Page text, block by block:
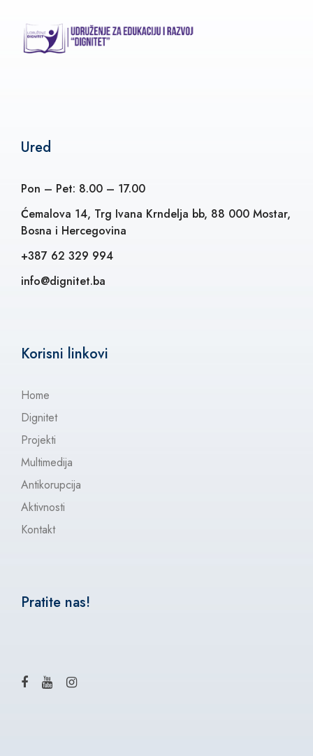
Ured
Pon – Pet: 8.00 – 17.00
Ćemalova 14, Trg Ivana Krndelja bb, 88 000 Mostar,
Bosna i Hercegovina
+387 62 329 994
info@dignitet.ba
Korisni linkovi
Home
Dignitet
Projekti
Multimedija
Antikorupcija
Aktivnosti
Kontakt
Pratite nas!